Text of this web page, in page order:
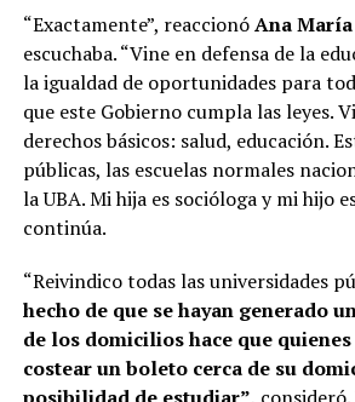
“Exactamente”, reaccionóAna María
escuchaba. “Vine en defensa de la
la igualdad de oportunidades para
que este Gobierno cumpla las leyes.
derechos básicos: salud, educación.
públicas, las escuelas normales
la UBA. Mi hija es socióloga y mi hijo
continúa.
“Reivindico todas las universidades
hecho de que se hayan generado
de los domicilios hace que
costear un boleto cerca de su